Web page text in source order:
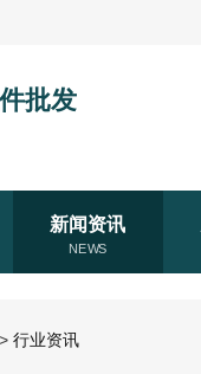
批发
新闻资讯
行业资讯